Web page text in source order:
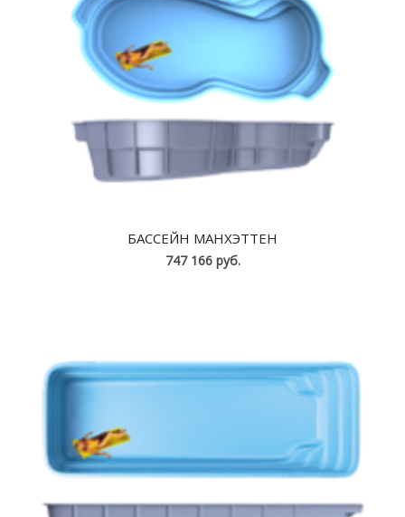
БАССЕЙН МАНХЭТТЕН
747 166 руб.